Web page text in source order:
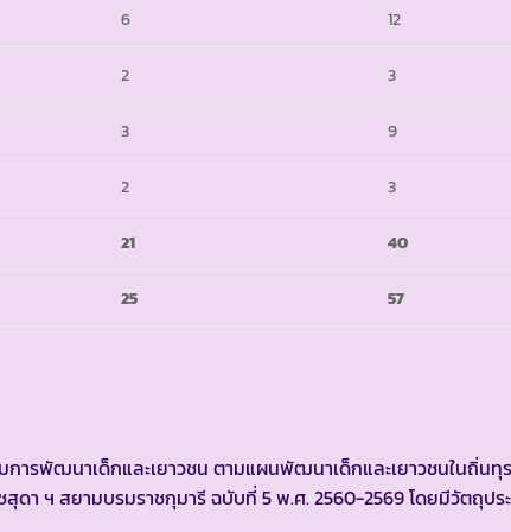
6 12
2 3
3 9
2 3
21 40
25 57
รพัฒนาเด็กและเยาวชน ตามแผนพัฒนาเด็กและเยาวชนในถิ่นทุ
สุดา ฯ สยามบรมราชกุมารี ฉบับที่ 5 พ.ศ. 2560-2569 โดยมีวัตถุป